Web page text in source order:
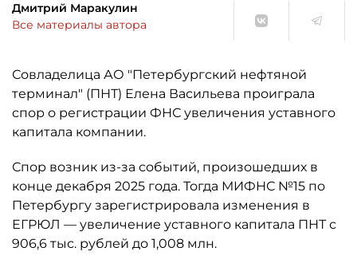
Дмитрий Маракулин
Все материалы автора
Совладелица АО "Петербургский нефтяной
терминал" (ПНТ) Елена Васильева проиграла
спор о регистрации ФНС увеличения уставного
капитала компании.
Спор возник из-за событий, произошедших в
конце декабря 2025 года. Тогда МИФНС №15 по
Петербургу зарегистрировала изменения в
ЕГРЮЛ — увеличение уставного капитала ПНТ с
906,6 тыс. рублей до 1,008 млн.